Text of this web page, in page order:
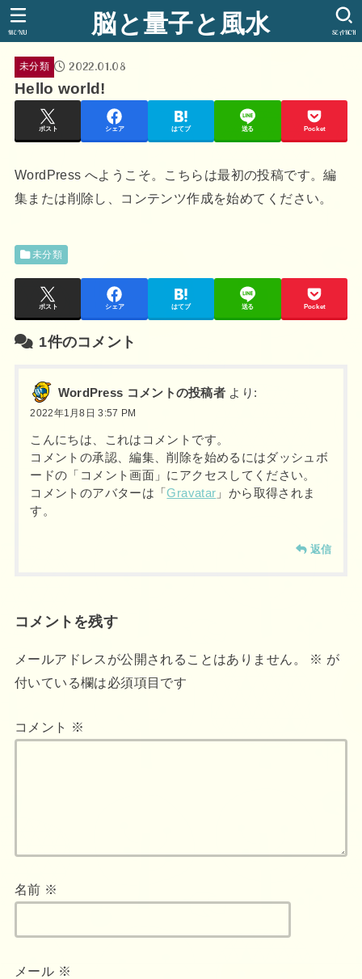
脳と量子と風水 SEARCH
MENU
未分類 2022.01.08
Hello world!
ポスト シェア はてブ 送る Pocket
WordPress へようこそ。こちらは最初の投稿です。編
集または削除し、コンテンツ作成を始めてください。
未分類
ポスト シェア はてブ 送る Pocket
1件のコメント
WordPress コメントの投稿者 より:
2022年1月8日 3:57 PM
こんにちは、これはコメントです。
コメントの承認、編集、削除を始めるにはダッシュボ
ードの「コメント画面」にアクセスしてください。
コメントのアバターは「Gravatar 」から取得されま
す。
返信
コメントを残す
メールアドレスが公開されることはありません。 ※ が
付いている欄は必須項目です
コメント ※
名前 ※
メール ※